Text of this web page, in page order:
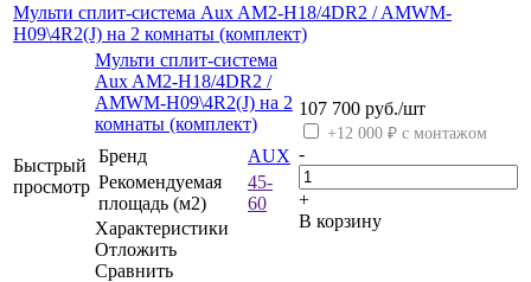
Мульти сплит-система Aux AM2-H18/4DR2 / AMWM-
H09\4R2(J) на 2 комнаты (комплект)
Быстрый
просмотр
Мульти сплит-система
Aux AM2-H18/4DR2 /
AMWM-H09\4R2(J) на 2
комнаты (комплект)
Бренд
AUX
Рекомендуемая
площадь (м2)
45-
60
Характеристики
Отложить
Сравнить
107 700 руб./шт
+12 000 ₽ с монтажом
-
+
В корзину